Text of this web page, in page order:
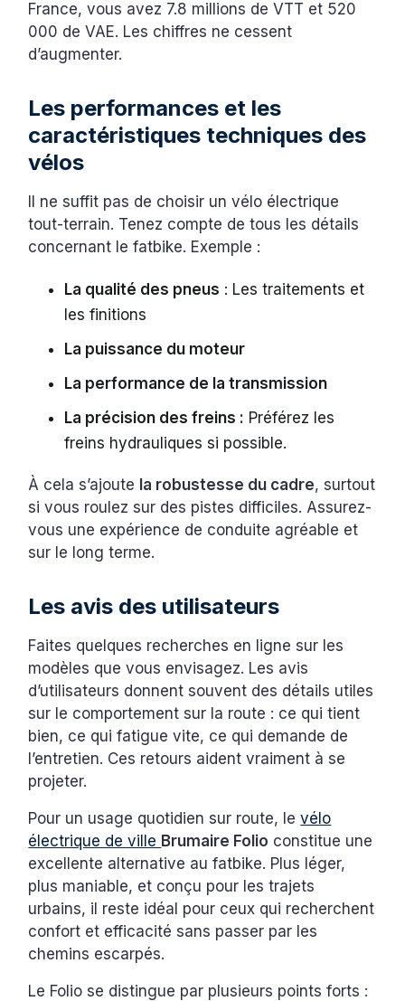
France, vous avez 7.8 millions de VTT et 520
000 de VAE. Les chiffres ne cessent
d’augmenter.
Les performances et les
caractéristiques techniques des
vélos
Il ne suffit pas de choisir un vélo électrique
tout-terrain. Tenez compte de tous les détails
concernant le fatbike. Exemple :
La qualité des pneus : Les traitements et
les finitions
La puissance du moteur
La performance de la transmission
La précision des freins : Préférez les
freins hydrauliques si possible.
À cela s’ajoute la robustesse du cadre, surtout
si vous roulez sur des pistes difficiles. Assurez-
vous une expérience de conduite agréable et
sur le long terme.
Les avis des utilisateurs
Faites quelques recherches en ligne sur les
modèles que vous envisagez. Les avis
d’utilisateurs donnent souvent des détails utiles
sur le comportement sur la route : ce qui tient
bien, ce qui fatigue vite, ce qui demande de
l’entretien. Ces retours aident vraiment à se
projeter.
Pour un usage quotidien sur route, levélo
électrique de ville Brumaire Folio constitue une
excellente alternative au fatbike. Plus léger,
plus maniable, et conçu pour les trajets
urbains, il reste idéal pour ceux qui recherchent
confort et efficacité sans passer par les
chemins escarpés.
Le Folio se distingue par plusieurs points forts :